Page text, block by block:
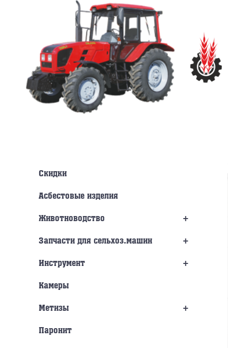
Скидки
Асбестовые изделия
+
Животноводство
+
Запчасти для сельхоз.машин
+
Инструмент
Камеры
+
Метизы
Паронит